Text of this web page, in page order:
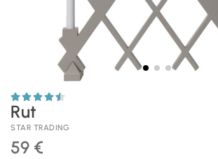
Rut
STAR TRADING
59 €